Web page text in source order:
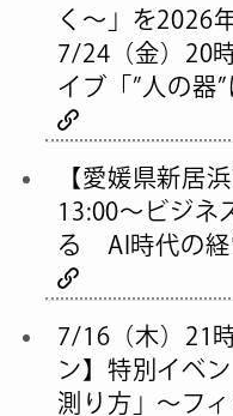
く〜」を2026
7/24（金）20
イブ「”人の器
【愛媛県新居
13:00〜ビジネ
る AI時代の
7/16（木）21
ン】特別イベ
測り方」〜フ